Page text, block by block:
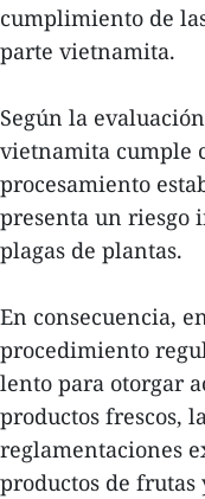
cumplimiento de
parte vietnamita.
Según la
vietnamita cumple
procesamiento
presenta un riesgo
plagas de plantas.
En consecuencia,
procedimiento
lento para otorgar
productos frescos,
reglamentaciones
productos de frutas